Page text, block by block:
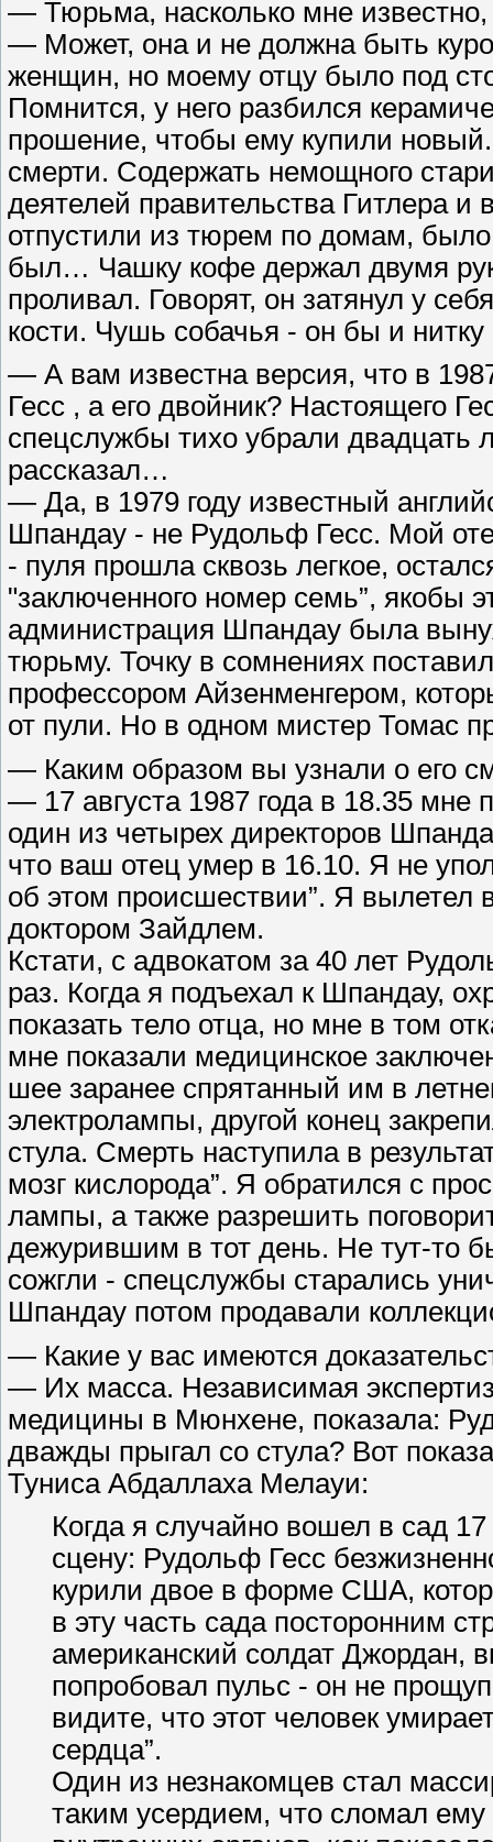
— Тюрьма, насколько мне известно,
— Может, она и не должна быть
женщин, но моему отцу было под
Помнится, у него разбился
прошение, чтобы ему купили новый.
смерти. Содержать немощного
деятелей правительства Гитлера
отпустили из тюрем по домам,
был… Чашку кофе держал двумя
проливал. Говорят, он затянул у
кости. Чушь собачья - он бы и нитку
— А вам известна версия, что в
Гесс , а его двойник? Настоящего
спецслужбы тихо убрали двадцать
рассказал…
— Да, в 1979 году известный
Шпандау - не Рудольф Гесс. Мой
- пуля прошла сквозь легкое,
"заключенного номер семь”, якобы
администрация Шпандау была
тюрьму. Точку в сомнениях
профессором Айзенменгером,
от пули. Но в одном мистер Томас
— Каким образом вы узнали о его
— 17 августа 1987 года в 18.35
один из четырех директоров
что ваш отец умер в 16.10. Я не
об этом происшествии”. Я вылетел
доктором Зайдлем.
Кстати, с адвокатом за 40 лет
раз. Когда я подъехал к Шпандау,
показать тело отца, но мне в том
мне показали медицинское
шее заранее спрятанный им в
электролампы, другой конец
стула. Смерть наступила в
мозг кислорода”. Я обратился с
лампы, а также разрешить
дежурившим в тот день. Не тут-то
сожгли - спецслужбы старались
Шпандау потом продавали
— Какие у вас имеются
— Их масса. Независимая
медицины в Мюнхене, показала:
дважды прыгал со стула? Вот
Туниса Абдаллаха Мелауи:
Когда я случайно вошел в сад
сцену: Рудольф Гесс
курили двое в форме США,
в эту часть сада посторонним
американский солдат Джордан,
попробовал пульс - он не
видите, что этот человек
сердца”.
Один из незнакомцев стал
таким усердием, что сломал ему